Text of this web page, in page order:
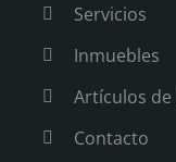
Servicios
Inmuebles
Artículos
Contacto